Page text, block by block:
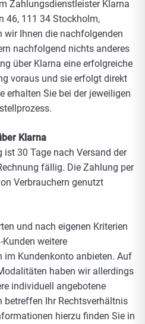
Zahlungsdienstleister Klarna
46, 111 34 Stockholm,
wir Ihnen die nachfolgenden
nachfolgend nichts anderes
über Klarna eine erfolgreiche
voraus und sie erfolgt direkt
erhalten Sie bei der jeweiligen
Klarna
ist 30 Tage nach Versand der
fällig. Die Zahlung per
Verbrauchern genutzt
und nach eigenen Kriterien
weitere
Kundenkonto anbieten. Auf
haben wir allerdings
individuell angebotene
Ihr Rechtsverhältnis
hierzu finden Sie in